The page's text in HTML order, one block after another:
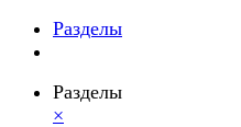
Разделы
Разделы
×